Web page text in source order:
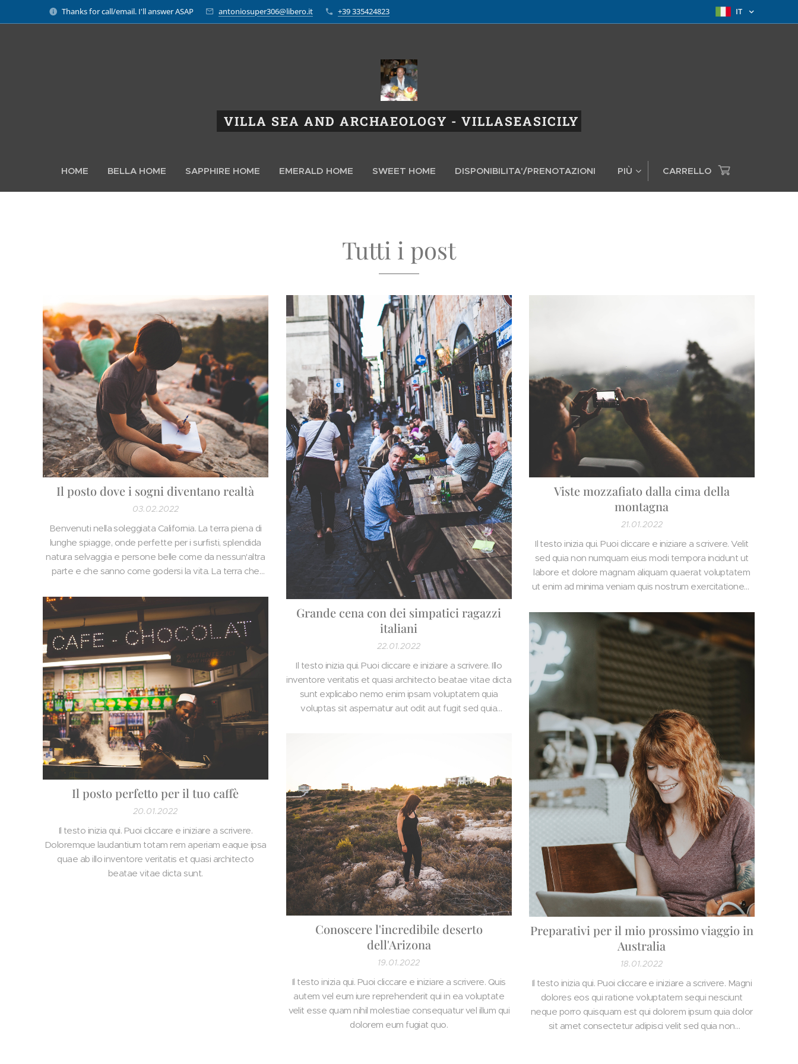
Thanks for call/email. I'll answer ASAP antoniosuper306@libero.it +39 335424823 IT
VILLA SEA AND ARCHAEOLOGY - VILLASEASICILY
HOME BELLA HOME SAPPHIRE HOME EMERALD HOME SWEET HOME DISPONIBILITA'/PRENOTAZIONI PIÙ CARRELLO
Tutti i post
Il posto dove i sogni diventano realtà
03.02.2022
Benvenuti nella soleggiata California. La terra piena di
lunghe spiagge, onde perfette per i surfisti, splendida
natura selvaggia e persone belle come da nessun'altra
parte e che sanno come godersi la vita. La terra che
Grande cena con dei simpatici ragazzi
italiani
22.01.2022
​Il testo inizia qui. Puoi cliccare e iniziare a scrivere. Illo
inventore veritatis et quasi architecto beatae vitae dicta
sunt explicabo nemo enim ipsam voluptatem quia
voluptas sit aspernatur aut odit aut fugit sed quia
Viste mozzafiato dalla cima della
montagna
21.01.2022
Il testo inizia qui. Puoi cliccare e iniziare a scrivere. Velit
sed quia non numquam eius modi tempora incidunt ut
labore et dolore magnam aliquam quaerat voluptatem
ut enim ad minima veniam quis nostrum exercitationem
commodi consequatur quis.
Il posto perfetto per il tuo caffè
20.01.2022
Il testo inizia qui. Puoi cliccare e iniziare a scrivere.
Doloremque laudantium totam rem aperiam eaque ipsa
quae ab illo inventore veritatis et quasi architecto
beatae vitae dicta sunt.
Conoscere l'incredibile deserto
dell'Arizona
19.01.2022
Il testo inizia qui. Puoi cliccare e iniziare a scrivere. Quis
autem vel eum iure reprehenderit qui in ea voluptate
velit esse quam nihil molestiae consequatur vel illum qui
dolorem eum fugiat quo.
Preparativi per il mio prossimo viaggio in
Australia
18.01.2022
Il testo inizia qui. Puoi cliccare e iniziare a scrivere. Magni
dolores eos qui ratione voluptatem sequi nesciunt
neque porro quisquam est qui dolorem ipsum quia dolor
sit amet consectetur adipisci velit sed quia non